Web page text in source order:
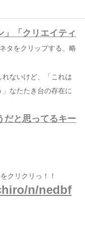
」「クリエイティ
タをクリップする、略
れないけど、「これは
なたたき台の存在に
だと思ってるキー
クリクリっ！！
n/nedbf